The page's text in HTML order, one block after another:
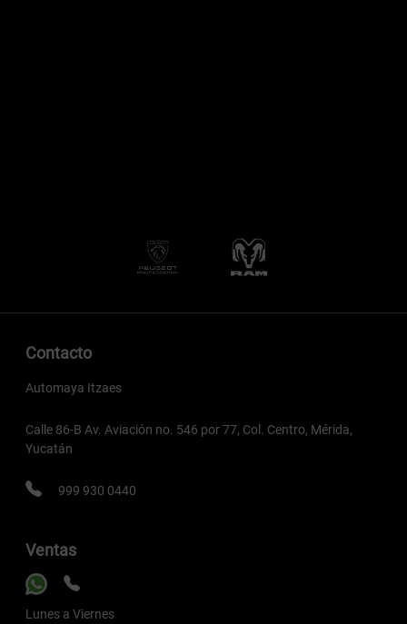
Contacto
Automaya Itzaes
Calle 86-B Av. Aviación no. 546 por 77, Col. Centro, Mérida,
Yucatán
999 930 0440
Ventas
Lunes a Viernes